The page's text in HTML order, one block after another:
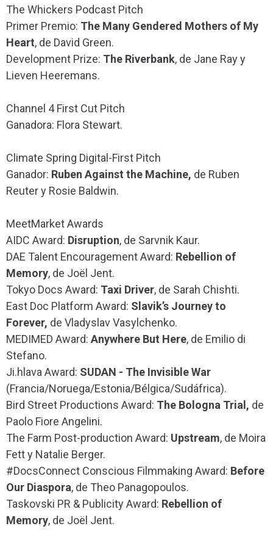
The Whickers Podcast Pitch
Primer Premio: The Many Gendered Mothers of My
Heart, de David Green.
Development Prize: The Riverbank, de Jane Ray y
Lieven Heeremans.
Channel 4 First Cut Pitch
Ganadora: Flora Stewart.
Climate Spring Digital-First Pitch
Ganador: Ruben Against the Machine, de Ruben
Reuter y Rosie Baldwin.
MeetMarket Awards
AIDC Award: Disruption, de Sarvnik Kaur.
DAE Talent Encouragement Award: Rebellion of
Memory, de Joël Jent.
Tokyo Docs Award: Taxi Driver, de Sarah Chishti.
East Doc Platform Award: Slavik’s Journey to
Forever, de Vladyslav Vasylchenko.
MEDIMED Award: Anywhere But Here, de Emilio di
Stefano.
Ji.hlava Award: SUDAN - The Invisible War
(Francia/Noruega/Estonia/Bélgica/Sudáfrica).
Bird Street Productions Award: The Bologna Trial, de
Paolo Fiore Angelini.
The Farm Post-production Award: Upstream, de Moira
Fett y Natalie Berger.
#DocsConnect Conscious Filmmaking Award: Before
Our Diaspora, de Theo Panagopoulos.
Taskovski PR & Publicity Award: Rebellion of
Memory, de Joël Jent.